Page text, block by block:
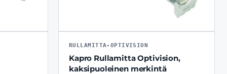
RULLAMITTA-OPTIVISION
Kapro Rullamitta Optivision,
kaksipuoleinen merkintä